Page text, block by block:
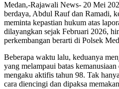
Medan,-Rajawali News- 20 Mei
berdaya, Abdul Rauf dan Ramadi,
meminta kepastian hukum atas
dilayangkan sejak Februari 2026,
perkembangan berarti di Polsek
Beberapa waktu lalu, keduanya
yang melampaui batas
mengaku aktifis tahun 98. Tak
cara diencingi dan dipaksa